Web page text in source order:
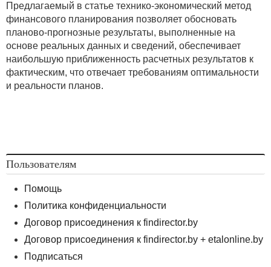
Предлагаемый в статье технико-экономический метод
финансового планирования позволяет обосновать
планово-прогнозные результаты, выполненные на
основе реальных данных и сведений, обеспечивает
наибольшую приближенность расчетных результатов к
фактическим, что отвечает требованиям оптимальности
и реальности планов.
Пользователям
Помощь
Политика конфиденциальности
Договор присоединения к findirector.by
Договор присоединения к findirector.by + etalonline.by
Подписаться